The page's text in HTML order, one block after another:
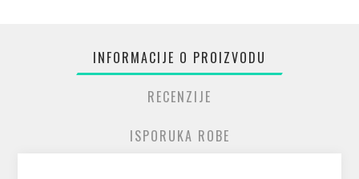
INFORMACIJE O PROIZVODU
RECENZIJE
ISPORUKA ROBE